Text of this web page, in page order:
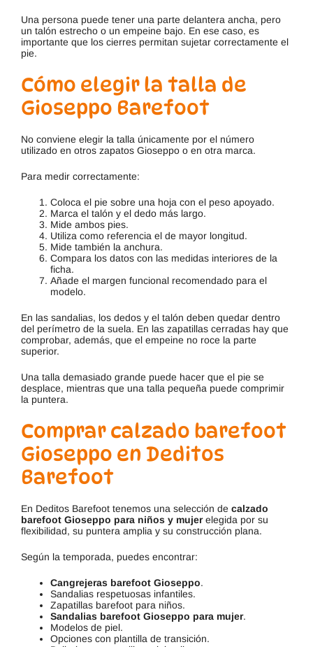
Una persona puede tener una parte delantera ancha, pero
un talón estrecho o un empeine bajo. En ese caso, es
importante que los cierres permitan sujetar correctamente el
pie.
Cómo elegir la talla de
Gioseppo Barefoot
No conviene elegir la talla únicamente por el número
utilizado en otros zapatos Gioseppo o en otra marca.
Para medir correctamente:
Coloca el pie sobre una hoja con el peso apoyado.
Marca el talón y el dedo más largo.
Mide ambos pies.
Utiliza como referencia el de mayor longitud.
Mide también la anchura.
Compara los datos con las medidas interiores de la
ficha.
Añade el margen funcional recomendado para el
modelo.
En las sandalias, los dedos y el talón deben quedar dentro
del perímetro de la suela. En las zapatillas cerradas hay que
comprobar, además, que el empeine no roce la parte
superior.
Una talla demasiado grande puede hacer que el pie se
desplace, mientras que una talla pequeña puede comprimir
la puntera.
Comprar calzado barefoot
Gioseppo en Deditos
Barefoot
En Deditos Barefoot tenemos una selección de calzado
barefoot Gioseppo para niños y mujerelegida por su
flexibilidad, su puntera amplia y su construcción plana.
Según la temporada, puedes encontrar:
Cangrejeras barefoot Gioseppo.
Sandalias respetuosas infantiles.
Zapatillas barefoot para niños.
Sandalias barefoot Gioseppo para mujer.
Modelos de piel.
Opciones con plantilla de transición.